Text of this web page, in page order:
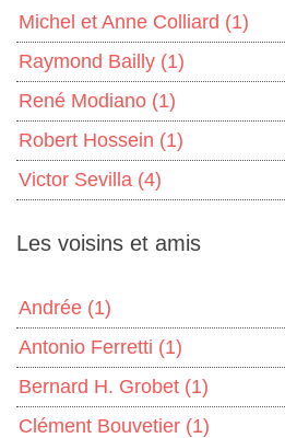
Michel et Anne Colliard (1)
Raymond Bailly (1)
René Modiano (1)
Robert Hossein (1)
Victor Sevilla (4)
Les voisins et amis
Andrée (1)
Antonio Ferretti (1)
Bernard H. Grobet (1)
Clément Bouvetier (1)